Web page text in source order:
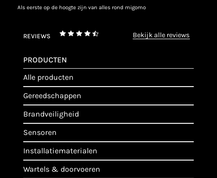
als eerste op de hoogte zijn van alles rond migomo
REVIEWS bekijk alle reviews
PRODUCTEN
alle producten
gereedschappen
brandveiligheid
sensoren
installatiematerialen
wartels & doorvoeren